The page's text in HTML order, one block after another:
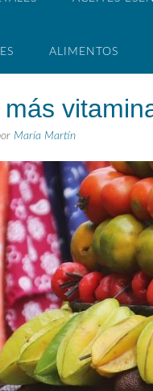
ALIMENTOS
María Martín